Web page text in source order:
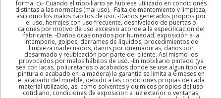
forma. c).- Cuando el mobiliario se hubiese utilizado en condiciones
distintas a las normales (mal uso). -Falta de mantemiento y limpieza,
así como los malos hábitos de uso. -Daños generados propios por
el uso, herrajes con uso frecuente, desnivelado de puertas o
cajones por motivo de uso excesivo acorde a la especificacion del
fabricante. -Daños ocasionados por humedad, exposición a la
intemperie, golpes, derrames de líquidos, procedimientos de
limpieza inadecuados, daños por quemaduras, daños por
desarmado y reubicación por parte del cliente. Así mismo los
provocados por malos hábitos de uso. -En mobiliario pintado (ya
sea con lacas, poliuretanos o acabados donde se use algun tipo de
pintura o acabado en la madera) la garantia se limita a 6 meses en
el acabado del mueble, debido a las condiciones propias de cada
material utilizado, asi como solventes y quimicos propios del uso
cotidiano, condiciones de exposicion a luz exterior o ventanas,